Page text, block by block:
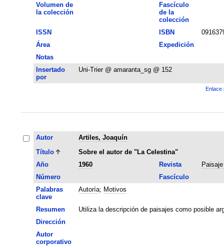
Volumen de
la colección
Fascículo
de la
colección
ISSN
ISBN
Área
Expedición
Notas
Insertado
por
Uni-Trier @ amaranta_sg @ 152
Enlace
Autor
Artiles, Joaquín
Título
Sobre el autor de "La Celestina"
Año
1960 Revista
Número
Fascículo
Palabras
clave
Autoría; Motivos
Resumen
Utiliza la descripción de paisajes como posible
Dirección
Autor
corporativo